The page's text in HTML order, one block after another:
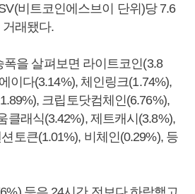
비트코인에스브이 단위)당 7.6
래됐다.
을 살펴보면 라이트코인(3.8
이다(3.14%), 체인링크(1.74%),
크립토닷컴체인(6.76%),
클래식(3.42%), 제트캐시(3.8%),
토큰(1.01%), 비체인(0.29%), 등